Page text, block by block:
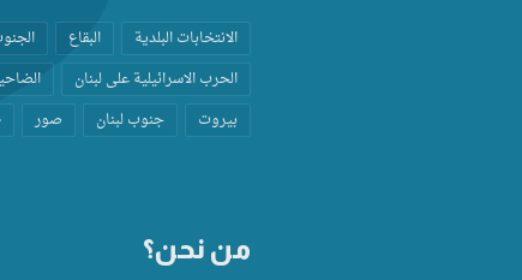
الانتخابات البلدية البقاع
الحرب الاسرائيلية على لبنان
بيروت
جنوب لبنان صور
من نحن؟